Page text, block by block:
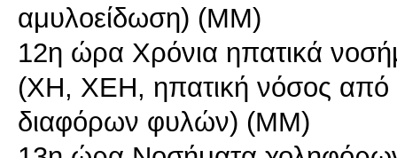
αμυλοείδωση) (ΜΜ)
12η ώρα Χρόνια ηπατικά
(ΧΗ, ΧΕΗ, ηπατική νόσος από
διαφόρων φυλών) (ΜΜ)